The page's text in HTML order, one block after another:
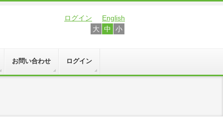
English
ログイン
小
中
大
お問い合わせ ログイン